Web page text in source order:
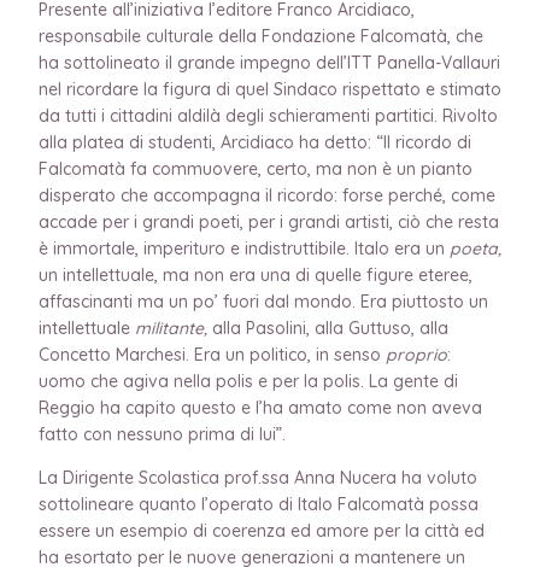
Presente all’iniziativa l’editore Franco Arcidiaco,
responsabile culturale della Fondazione Falcomatà, che
ha sottolineato il grande impegno dell’ITT Panella-Vallauri
nel ricordare la figura di quel Sindaco rispettato e stimato
da tutti i cittadini aldilà degli schieramenti partitici. Rivolto
alla platea di studenti, Arcidiaco ha detto: “Il ricordo di
Falcomatà fa commuovere, certo, ma non è un pianto
disperato che accompagna il ricordo: forse perché, come
accade per i grandi poeti, per i grandi artisti, ciò che resta
è immortale, imperituro e indistruttibile. Italo era un poeta,
un intellettuale, ma non era una di quelle figure eteree,
affascinanti ma un po’ fuori dal mondo. Era piuttosto un
intellettuale militante, alla Pasolini, alla Guttuso, alla
Concetto Marchesi. Era un politico, in senso proprio:
uomo che agiva nella polis e per la polis. La gente di
Reggio ha capito questo e l’ha amato come non aveva
fatto con nessuno prima di lui”.
La Dirigente Scolastica prof.ssa Anna Nucera ha voluto
sottolineare quanto l’operato di Italo Falcomatà possa
essere un esempio di coerenza ed amore per la città ed
ha esortato per le nuove generazioni a mantenere un